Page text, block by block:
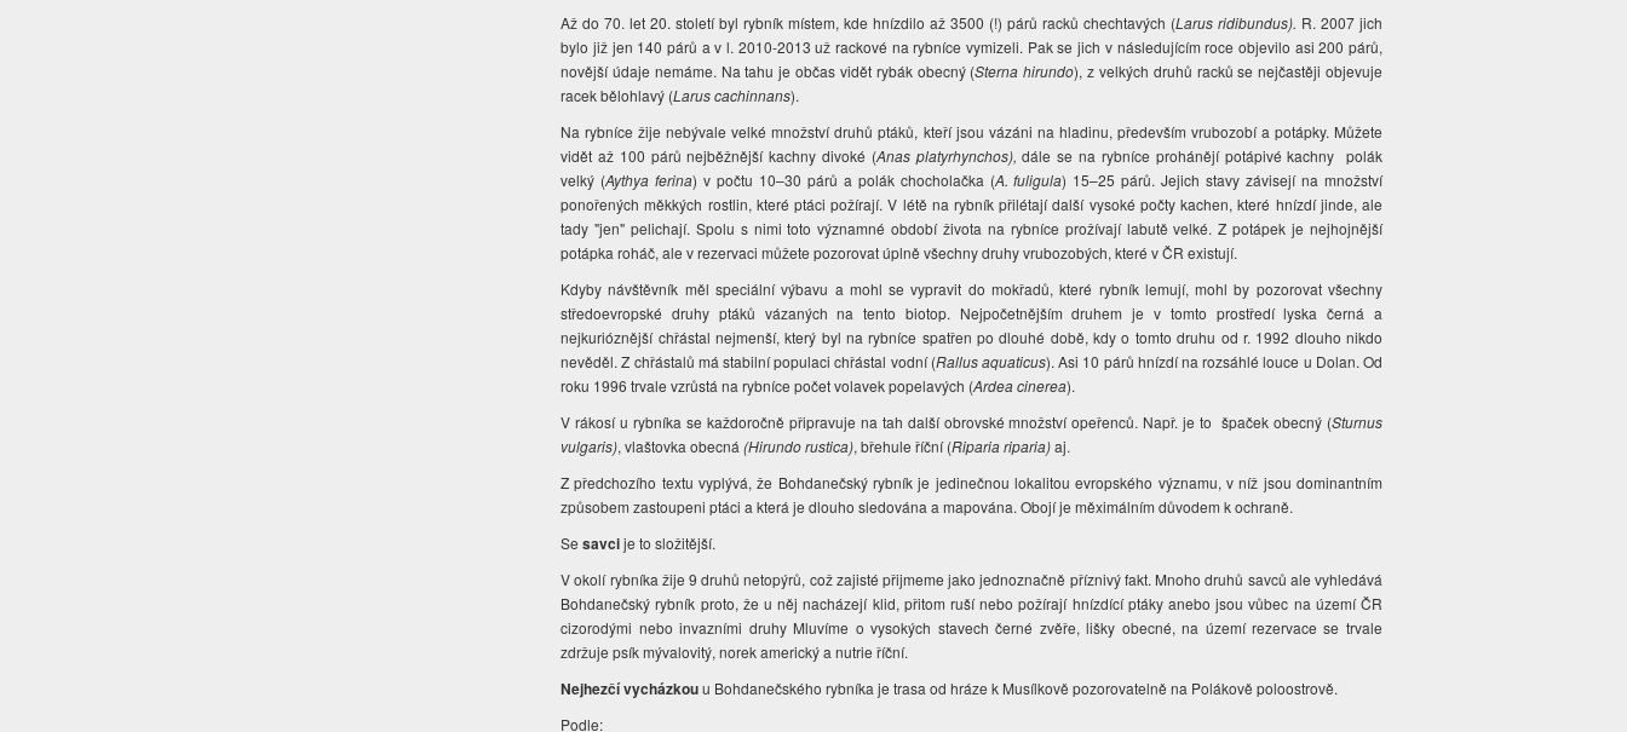
Až do 70. let 20. století byl rybník místem, kde hnízdilo až 3500 (!) párů racků chechtavých (Larus ridibundus). R. 2007 jich
bylo již jen 140 párů a v l. 2010-2013 už rackové na rybníce vymizeli. Pak se jich v následujícím roce objevilo asi 200 párů,
novější údaje nemáme. Na tahu je občas vidět rybák obecný (Sterna hirundo), z velkých druhů racků se nejčastěji objevuje
racek bělohlavý (Larus cachinnans).
Na rybníce žije nebývale velké množství druhů ptáků, kteří jsou vázáni na hladinu, především vrubozobí a potápky. Můžete
vidět až 100 párů nejběžnější kachny divoké (Anas platyrhynchos),dále se na rybníce prohánějí potápivé kachny polák
velký (Aythya ferina) v počtu 10–30 párů a polák chocholačka (A. fuligula) 15–25 párů. Jejich stavy závisejí na množství
ponořených měkkých rostlin, které ptáci požírají. V létě na rybník přilétají další vysoké počty kachen, které hnízdí jinde, ale
tady "jen" pelichají. Spolu s nimi toto významné období života na rybníce prožívají labutě velké. Z potápek je nejhojnější
potápka roháč, ale v rezervaci můžete pozorovat úplně všechny druhy vrubozobých, které v ČR existují.
Kdyby návštěvník měl speciální výbavu a mohl se vypravit do mokřadů, které rybník lemují, mohl by pozorovat všechny
středoevropské druhy ptáků vázaných na tento biotop. Nejpočetnějším druhem je v tomto prostředí lyska černá a
nejkurióznější chřástal nejmenší, který byl na rybníce spatřen po dlouhé době, kdy o tomto druhu od r. 1992 dlouho nikdo
nevěděl. Z chřástalů má stabilní populaci chřástal vodní (Rallus aquaticus). Asi 10 párů hnízdí na rozsáhlé louce u Dolan. Od
roku 1996 trvale vzrůstá na rybníce počet volavek popelavých (Ardea cinerea).
V rákosí u rybníka se každoročně připravuje na tah další obrovské množství opeřenců. Např. je to špaček obecný (Sturnus
vulgaris), vlaštovka obecná(Hirundo rustica), břehule říční (Riparia riparia)aj.
Z předchozího textu vyplývá, že Bohdanečský rybník je jedinečnou lokalitou evropského významu, v níž jsou dominantním
způsobem zastoupeni ptáci a která je dlouho sledována a mapována. Obojí je měximálním důvodem k ochraně.
Sesavcije to složitější.
V okolí rybníka žije 9 druhů netopýrů, což zajisté přijmeme jako jednoznačně příznivý fakt. Mnoho druhů savců ale vyhledává
Bohdanečský rybník proto, že u něj nacházejí klid, přitom ruší nebo požírají hnízdící ptáky anebo jsou vůbec na území ČR
cizorodými nebo invazními druhy Mluvíme o vysokých stavech černé zvěře, lišky obecné, na území rezervace se trvale
zdržuje psík mývalovitý, norek americký a nutrie říční.
Nejhezčí vycházkouu Bohdanečského rybníka je trasa od hráze k Musílkově pozorovatelně na Polákově poloostrově.
Podle: